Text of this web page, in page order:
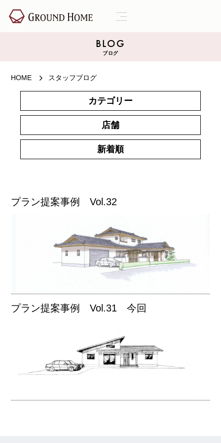
BLOG
ブログ
HOME スタッフブログ
カテゴリー
店舗
新着順
プラン提案事例 Vol.32
プラン提案事例 Vol.31 今回